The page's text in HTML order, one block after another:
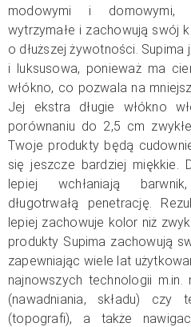
modowymi i domowymi,
wytrzymałe i zachowują swój
o dłuższej żywotności.
i luksusowa, ponieważ ma
włókno, co pozwala na
Jej ekstra długie włókno
porównaniu do 2,5 cm
Twoje produkty będą
się jeszcze bardziej miękkie.
lepiej wchłaniają
długotrwałą penetrację.
lepiej zachowuje kolor niż
produkty Supima zachowują
zapewniając wiele lat
najnowszych technologii
(nawadniania, składu) czy
(topografi), a także